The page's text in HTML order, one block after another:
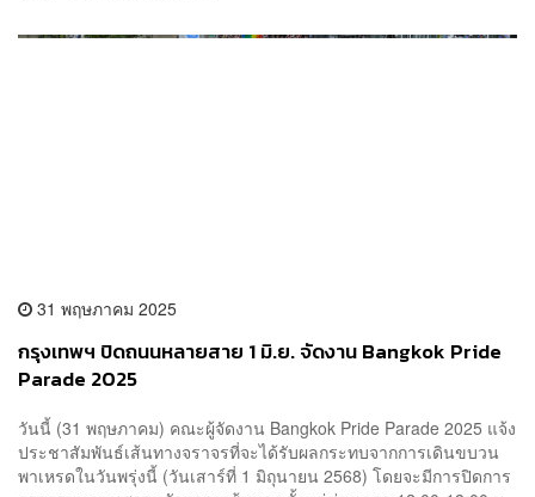
31 พฤษภาคม 2025
กรุงเทพฯ ปิดถนนหลายสาย 1 มิ.ย. จัดงาน Bangkok Pride
Parade 2025
วันนี้ (31 พฤษภาคม) คณะผู้จัดงาน Bangkok Pride Parade 2025 แจ้ง
ประชาสัมพันธ์เส้นทางจราจรที่จะได้รับผลกระทบจากการเดินขบวน
พาเหรดในวันพรุ่งนี้ (วันเสาร์ที่ 1 มิถุนายน 2568) โดยจะมีการปิดการ